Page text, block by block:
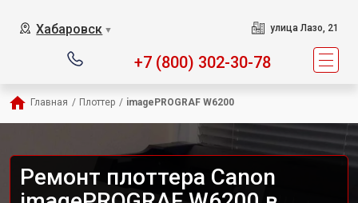
Хабаровск ▼ улица Лазо, 21
+7 (800) 302-30-78
Главная / Плоттер / imagePROGRAF W6200
Ремонт плоттера Canon